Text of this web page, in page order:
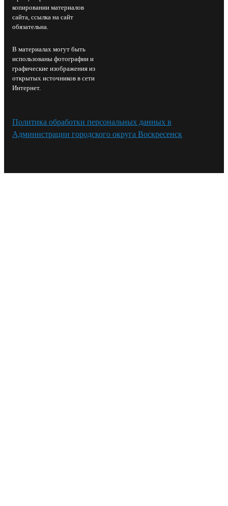
копировании материалов
сайта, ссылка на сайт
обязательна.
В материалах могут быть
использованы фотографии и
графические изображения из
открытых источников в сети
Интернет.
Политика обработки персональных данных в
Администрации городского округа Воскресенск